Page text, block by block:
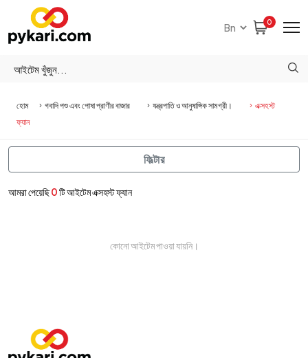
0
হোম গবাদি পশু এবং পোষা প্রাণীর বাজার যন্ত্রপাতি ও আনুষাঙ্গিক সামগ্রী।
এক্সহস্ট
ফ্যান
আমরা পেয়েছি0টি আইটেম এক্সহস্ট ফ্যান
কোনো আইটেম পাওয়া যায়নি।
ফিল্টার